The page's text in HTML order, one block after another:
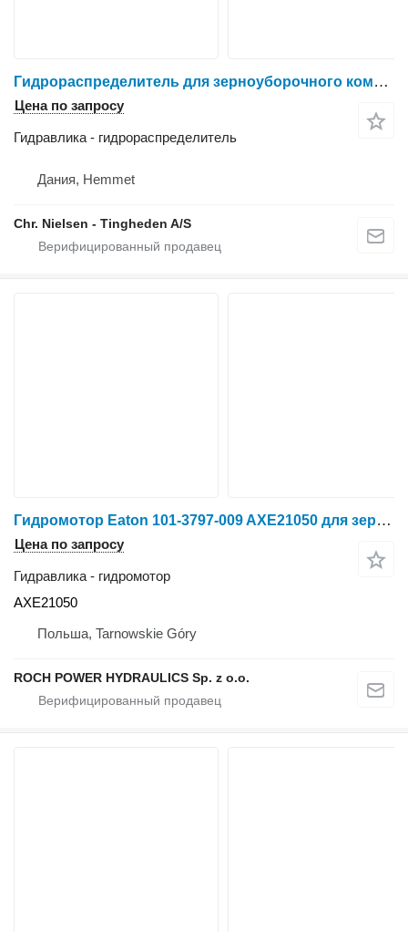
Гидрораспределитель для зерноуборочного комбайна New Holland TX68
Цена по запросу
Гидравлика - гидрораспределитель
Дания, Hemmet
Chr. Nielsen - Tingheden A/S
Гидромотор Eaton 101-3797-009 AXE21050 для зерноуборочного комбайна New Holland
Цена по запросу
Гидравлика - гидромотор
AXE21050
Польша, Tarnowskie Góry
ROCH POWER HYDRAULICS Sp. z o.o.